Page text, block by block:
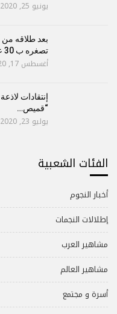
يونيو 25, 2020
بعد طلاقه من
تصغره ب 30 عاما
أغسطس 17, 2020
إنتقادات
“قميص…
يوليو 23, 2020
الفئات الشعبية
أخبار النجوم
إطلالات النجمات
مشاهير العرب
مشاهير العالم
أسرة و مجتمع